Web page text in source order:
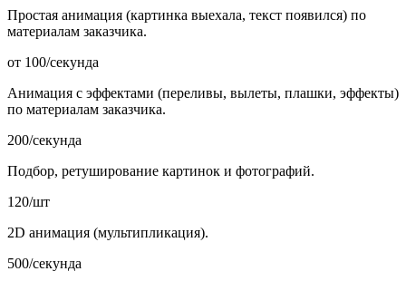
Простая анимация (картинка выехала, текст появился) по
материалам заказчика.
от 100/секунда
Анимация с эффектами (переливы, вылеты, плашки, эффекты)
по материалам заказчика.
200/секунда
Подбор, ретуширование картинок и фотографий.
120/шт
2D анимация (мультипликация).
500/секунда